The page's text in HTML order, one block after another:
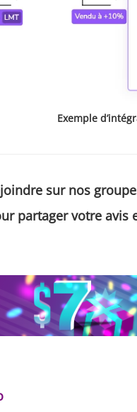
Exemple
sur nos
partager votre